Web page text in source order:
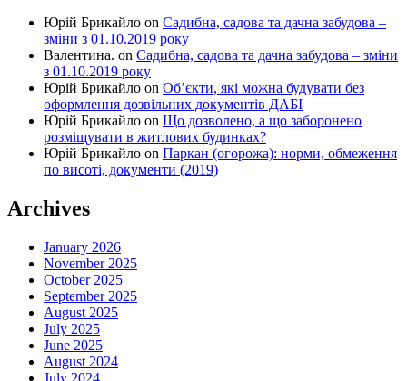
Юрій Брикайло on Садибна, садова та дачна забудова –
зміни з 01.10.2019 року
Валентина. on Садибна, садова та дачна забудова – зміни
з 01.10.2019 року
Юрій Брикайло on Об’єкти, які можна будувати без
оформлення дозвільних документів ДАБІ
Юрій Брикайло on Що дозволено, а що заборонено
розміщувати в житлових будинках?
Юрій Брикайло on Паркан (огорожа): норми, обмеження
по висоті, документи (2019)
Archives
January 2026
November 2025
October 2025
September 2025
August 2025
July 2025
June 2025
August 2024
July 2024